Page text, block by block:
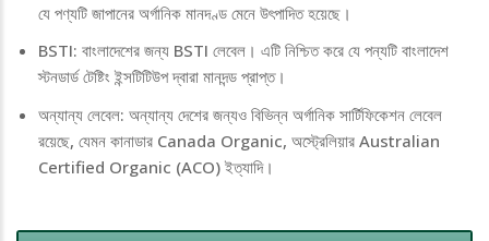
যে পণ্যটি জাপানের অর্গানিক মানদণ্ড মেনে উৎপাদিত হয়েছে।
BSTI: বাংলাদেশের জন্য BSTI লেবেল। এটি নিশ্চিত করে যে পন্যটি বাংলাদেশ
স্টনডার্ড টেষ্টিং ইন্সটিটিউপ দ্বারা মানদন্ড প্রাপ্ত।
অন্যান্য লেবেল: অন্যান্য দেশের জন্যও বিভিন্ন অর্গানিক সার্টিফিকেশন লেবেল
রয়েছে, যেমন কানাডার Canada Organic, অস্ট্রেলিয়ার Australian
Certified Organic (ACO) ইত্যাদি।